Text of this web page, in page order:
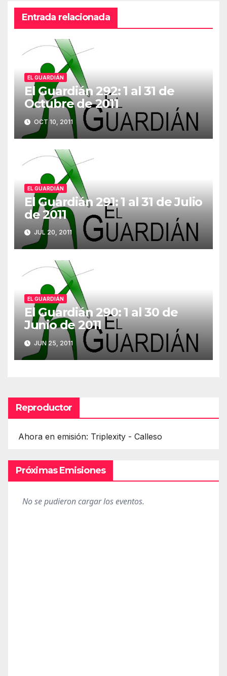
Entrada relacionada
EL GUARDIÁN
El Guardián 292: 1 al 31 de
Octubre de 2011
OCT 10, 2011
EL GUARDIÁN
El Guardián 291: 1 al 31 de Julio
de 2011
JUL 20, 2011
EL GUARDIÁN
El Guardián 290: 1 al 30 de
Junio de 2011
JUN 25, 2011
Reproductor
Ahora en emisión: Triplexity - Calleso
Próximas Emisiones